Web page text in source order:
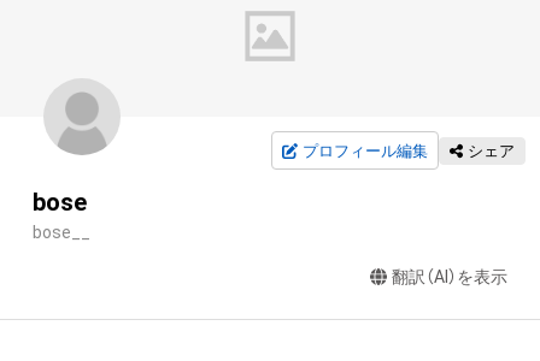
プロフィール編集 シェア
bose
bose__
翻訳（AI）を表示